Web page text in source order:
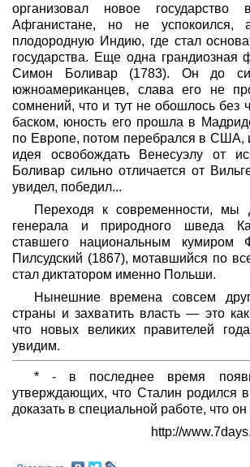
организовал новое
Афганистане, но не
плодородную Индию, где стал
государства. Еще одна
Симон Боливар (1783). Он до
южноамериканцев, слава его не
сомнений, что и тут не обошлось без
баском, юность его прошла в
по Европе, потом перебрался в США,
идея освобождать Венесуэлу от
Боливар сильно отличается от
увидел, победил...
Переходя к современности, мы
генерала и природного шведа
ставшего национальным
Пилсудский (1867), мотавшийся по
стал диктатором именно Польши.
Нынешние времена совсем
страны и захватить власть — это
что новых великих правителей
увидим.
* - в последнее время
утверждающих, что Сталин родился
доказать в специальной работе, что
http://